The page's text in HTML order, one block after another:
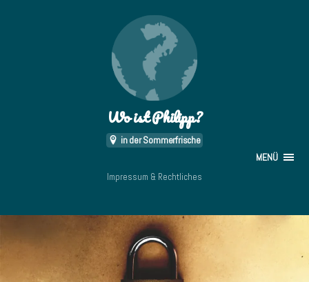
Wo ist Philipp?
in der Sommerfrische
MENÜ
Impressum & Rechtliches